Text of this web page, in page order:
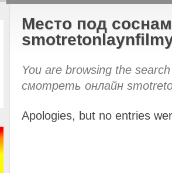
Место под
You are browsing the
смотреть онлайн
Apologies, but no entries